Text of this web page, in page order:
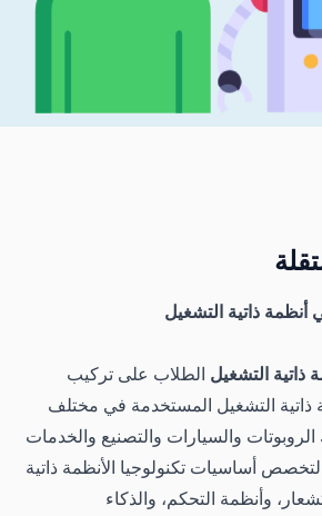
ذاتية التشغيل
ذاتية التشغيل الطلاب على تركيب
ذاتية التشغيل المستخدمة في مختلف
والسيارات والتصنيع والخدمات
أساسيات تكنولوجيا الأنظمة ذاتية
وأنظمة التحكم، والذكاء